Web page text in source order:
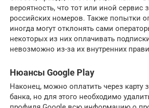
вероятность, что тот или иной сервис
российских номеров. Также попытки
иногда могут отклонять сами
некоторых из них оплачивать
невозможно из-за их внутренних
Нюансы Google Play
Наконец, можно оплатить через карту
банка, но для этого необходимо